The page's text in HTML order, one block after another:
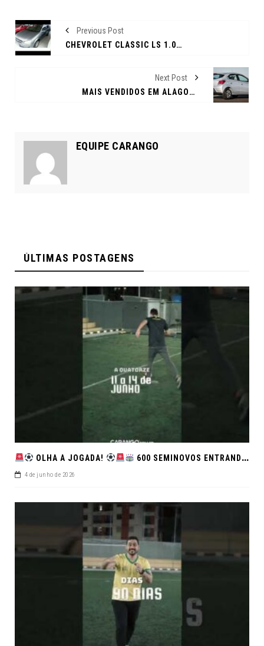
Previous Post
CHEVROLET CLASSIC LS 1.0 2013
Next Post
MAIS VENDIDOS EM ALAGOAS: ONIX LIDERA ANTES DA CHEGADA DA NOVA GERAÇÃO
EQUIPE CARANGO
ÚLTIMAS POSTAGENS
OLHA A JOGADA! 600 SEMINOVOS ENTRANDO EM CAMPO NO FEIRÃO DE VERDADE!
4 de junho de 2026